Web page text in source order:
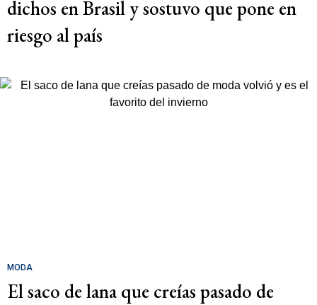
dichos en Brasil y sostuvo que pone en
riesgo al país
MODA
El saco de lana que creías pasado de